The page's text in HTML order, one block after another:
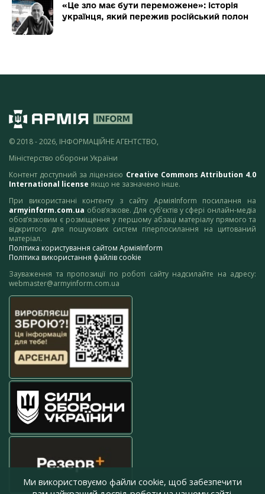
«Це зло має бути переможене»: історія
українця, який пережив російський полон
© 2018 - 2026, ІНФОРМАЦІЙНЕ АГЕНТСТВО,
Міністерство оборони України
Контент доступний за ліцензією Creative Commons Attribution 4.0
International license якщо не зазначено інше.
При використанні контенту з сайту АрміяInform посилання на
armyinform.com.ua обов’язкове. Для суб’єктів у сфері онлайн-медіа
обов’язковим є розміщення у першому абзаці матеріалу прямого та
відкритого для пошукових систем гіперпосилання на цитований
матеріал.
Політика користування сайтом АрміяInform
Політика використання файлів cookie
Зауваження та пропозиції по роботі сайту надсилайте на адресу:
webmaster@armyinform.com.ua
Ми використовуємо файли cookie, щоб забезпечити